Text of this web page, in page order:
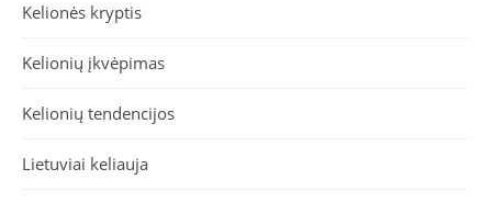
Kelionės kryptis
Kelionių įkvėpimas
Kelionių tendencijos
Lietuviai keliauja